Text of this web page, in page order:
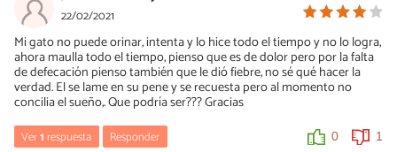
Hola, no tengo suficiente información. En cualquier caso,
cualquier preocupación sobre su salud es motivo de consulta
con el veterinario. Un saludo.
0
22/02/2021
Mi gato no puede orinar, intenta y lo hice todo el tiempo y no lo logra,
ahora maulla todo el tiempo, pienso que es de dolor pero por la falta
de defecación pienso también que le dió fiebre, no sé qué hacer la
verdad. El se lame en su pene y se recuesta pero al momento no
concilia el sueño,. Que podría ser??? Gracias
Ver1respuesta Responder 0 1